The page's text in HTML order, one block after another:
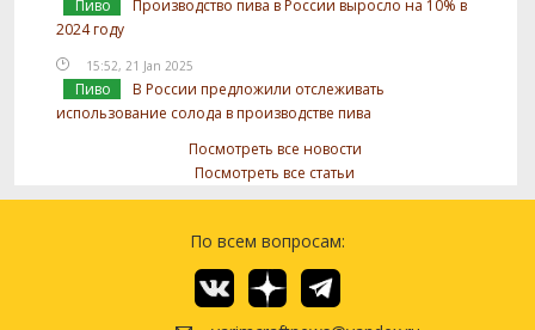
Пиво
Производство пива в России выросло на 10% в
2024 году
15:52, 21 Jan 2025
Пиво
В России предложили отслеживать
использование солода в производстве пива
Посмотреть все новости
Посмотреть все статьи
По всем вопросам: